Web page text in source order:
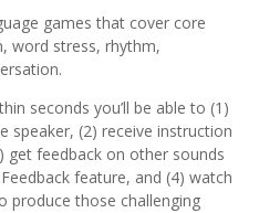
games that cover core
word stress, rhythm,
seconds you’ll be able to (1)
speaker, (2) receive instruction
feedback on other sounds
feature, and (4) watch
produce those challenging